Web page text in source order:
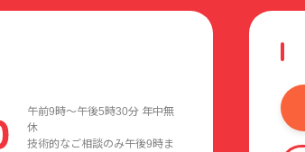
午前9時〜午後5時30分 年中無
休
技術的なご相談のみ午後9時ま